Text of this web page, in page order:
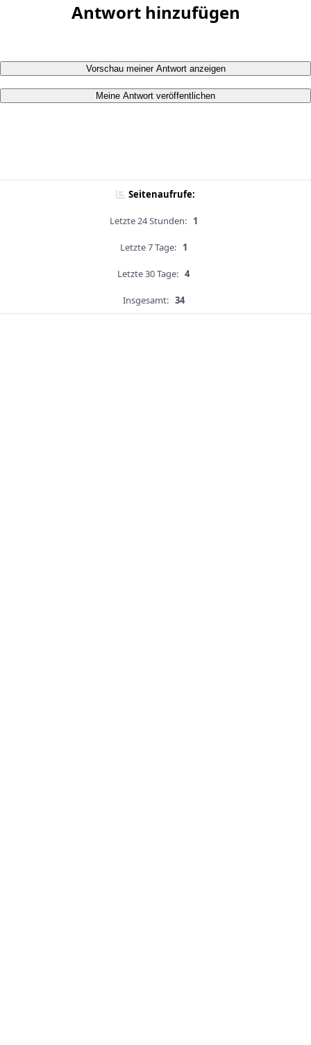
Antwort hinzufügen
Vorschau meiner Antwort anzeigen
Meine Antwort veröffentlichen
Seitenaufrufe:
Letzte 24 Stunden: 1
Letzte 7 Tage: 1
Letzte 30 Tage: 4
Insgesamt: 34